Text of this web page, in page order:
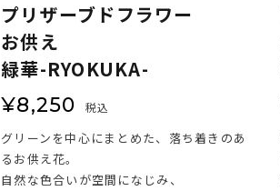
プリザーブドフラワー
お供え
緑華-RYOKUKA-
¥8,250 税込
グリーンを中心にまとめた、落ち着きのあ
るお供え花。
自然な色合いが空間になじみ、